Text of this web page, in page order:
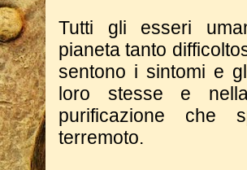
Tutti gli esseri
pianeta tanto
sentono i sintomi e
loro stesse e
purificazione che
terremoto.